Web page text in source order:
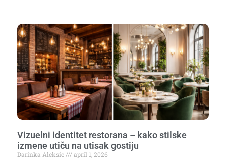
Vizuelni identitet restorana – kako stilske
izmene utiču na utisak gostiju
Darinka Aleksic april 1, 2026